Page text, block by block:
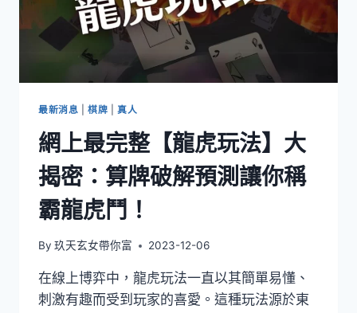
最新消息 |棋牌 |真人
網上最完整【龍虎玩法】大
揭密：算牌破解預測讓你稱
霸龍虎鬥！
By 玖天玄女帶你富 2023-12-06
在線上博弈中，龍虎玩法一直以其簡單易懂、
刺激有趣而受到玩家的喜愛。這種玩法源於東